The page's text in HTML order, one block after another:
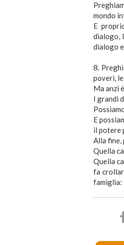
mondo
E
dialogo,
dialogo
8.
poveri,
Ma anzi
I grandi
E
il potere
Alla fine,
Quella
Quella
fa
famiglia: